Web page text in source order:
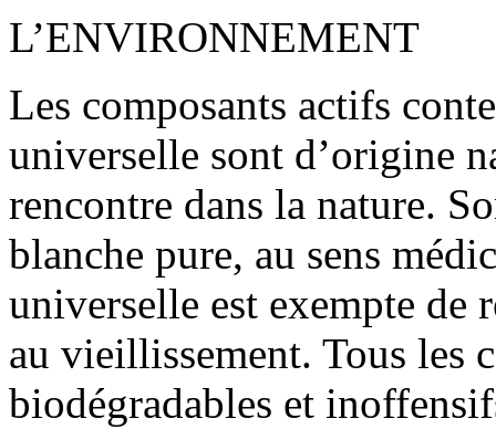
L’ENVIRONNEMENT
Les composants actifs
universelle sont d’origine
rencontre dans la nature.
blanche pure, au sens
universelle est exempte de
au vieillissement. Tous les
biodégradables et